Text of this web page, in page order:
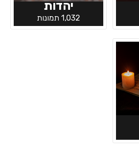
יהדות
1,032 תמונות